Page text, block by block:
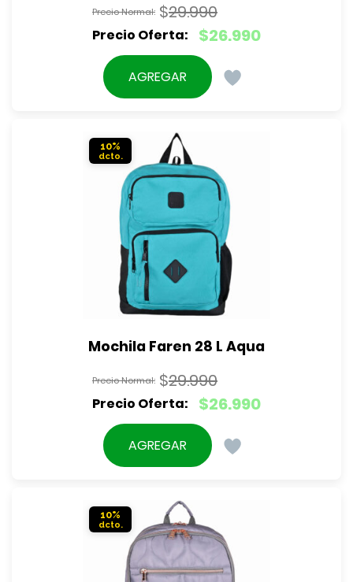
$29.990
El
precio
original
$26.990
El
precio
actual
$26.990.
AGREGAR
10%
Mochila Faren 28 L Aqua
$29.990
El
precio
original
$26.990
El
precio
actual
$26.990.
AGREGAR
10%